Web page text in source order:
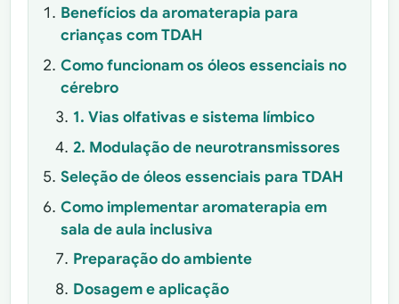
Benefícios da aromaterapia para
crianças com TDAH
Como funcionam os óleos essenciais no
cérebro
1. Vias olfativas e sistema límbico
2. Modulação de neurotransmissores
Seleção de óleos essenciais para TDAH
Como implementar aromaterapia em
sala de aula inclusiva
Preparação do ambiente
Dosagem e aplicação